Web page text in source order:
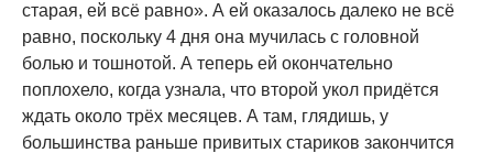
старая, ей всё равно». А ей оказалось далеко не всё
равно, поскольку 4 дня она мучилась с головной
болью и тошнотой. А теперь ей окончательно
поплохело, когда узнала, что второй укол придётся
ждать около трёх месяцев. А там, глядишь, у
большинства раньше привитых стариков закончится